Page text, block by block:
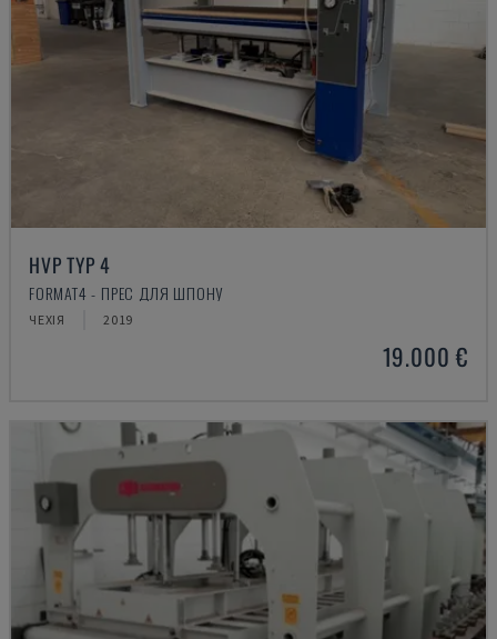
HVP TYP 4
FORMAT4 - ПРЕС ДЛЯ ШПОНУ
ЧЕХІЯ 2019
19.000 €